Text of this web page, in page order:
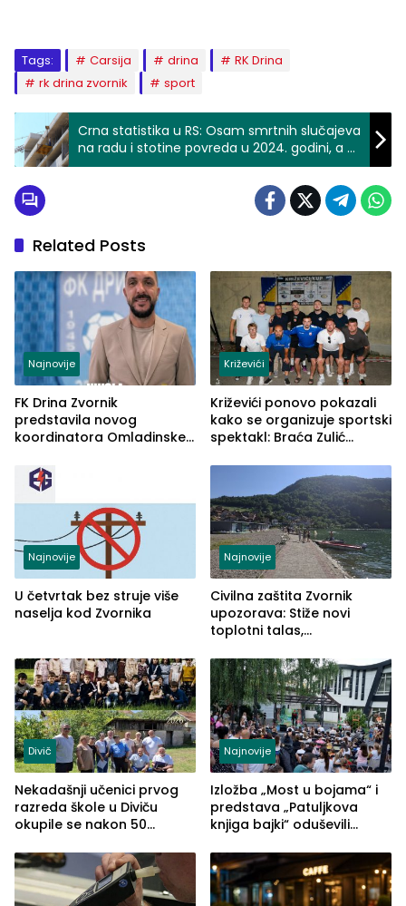
Tags: Carsija drina
RK Drina
rk drina zvornik
sport
Crna statistika u RS: Osam smrtnih slučajeva
na radu i stotine povreda u 2024. godini, a u
Zvorniku jedna nesreća sa tragičnim
Related Posts
Najnovije
FK Drina Zvornik
predstavila novog
koordinatora Omladinske
Križevići
Križevići ponovo pokazali
kako se organizuje sportski
spektakl: Braća Zulić
Najnovije
U četvrtak bez struje više
naselja kod Zvornika
Najnovije
Civilna zaštita Zvornik
upozorava: Stiže novi
toplotni talas,
Divič
Nekadašnji učenici prvog
razreda škole u Diviču
okupile se nakon 50
Pašić im održao čas
(FOTO)
Najnovije
Izložba „Most u bojama“ i
predstava „Patuljkova
knjiga bajki“ oduševili